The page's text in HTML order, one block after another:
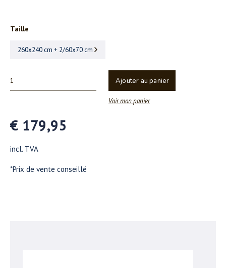
Taille
260x240 cm + 2/60x70 cm
Ajouter au panier
Voir mon panier
€ 179,95
incl. TVA
*Prix de vente conseillé